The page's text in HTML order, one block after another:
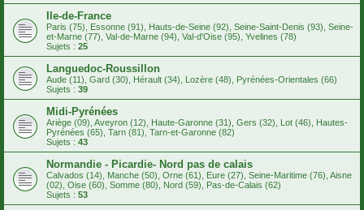
Ile-de-France
Paris (75), Essonne (91), Hauts-de-Seine (92), Seine-Saint-Denis (93), Seine-
et-Marne (77), Val-de-Marne (94), Val-d'Oise (95), Yvelines (78)
Sujets : 25
Languedoc-Roussillon
Aude (11), Gard (30), Hérault (34), Lozère (48), Pyrénées-Orientales (66)
Sujets : 39
Midi-Pyrénées
Ariège (09), Aveyron (12), Haute-Garonne (31), Gers (32), Lot (46), Hautes-
Pyrénées (65), Tarn (81), Tarn-et-Garonne (82)
Sujets : 43
Normandie - Picardie- Nord pas de calais
Calvados (14), Manche (50), Orne (61), Eure (27), Seine-Maritime (76), Aisne
(02), Oise (60), Somme (80), Nord (59), Pas-de-Calais (62)
Sujets : 53